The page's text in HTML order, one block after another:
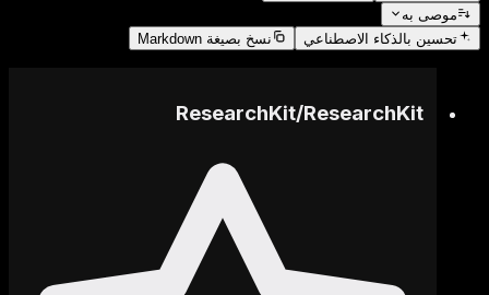
موصى به
تحسين بالذكاء الاصطناعي نسخ بصيغة Markdown
ResearchKit/ResearchKit